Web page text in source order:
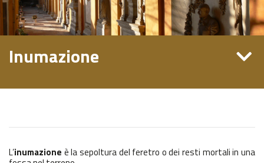
Inumazione
L’inumazione è la sepoltura del feretro o dei resti mortali in una